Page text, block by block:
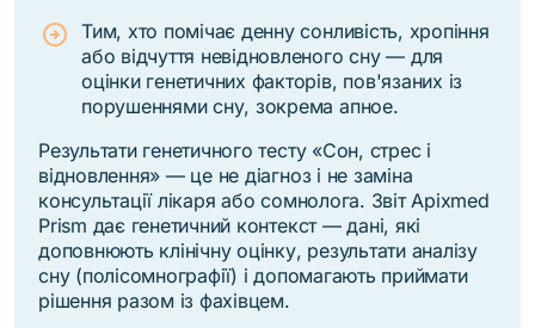
Тим, хто помічає денну сонливість, хропіння
або відчуття невідновленого сну — для
оцінки генетичних факторів, пов'язаних із
порушеннями сну, зокрема апное.
Результати генетичного тесту «Сон, стрес і
відновлення» — це не діагноз і не заміна
консультації лікаря або сомнолога. Звіт Apixmed
Prism дає генетичний контекст —дані, які
доповнюють клінічну оцінку, результати аналізу
сну (полісомнографії) і допомагають приймати
рішення разом із фахівцем.